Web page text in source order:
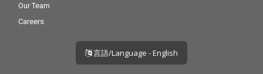
Our Team
Careers
言語/Language - English